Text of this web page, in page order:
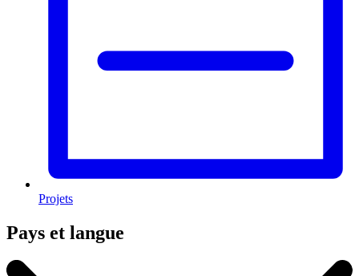
Projets
Pays et langue